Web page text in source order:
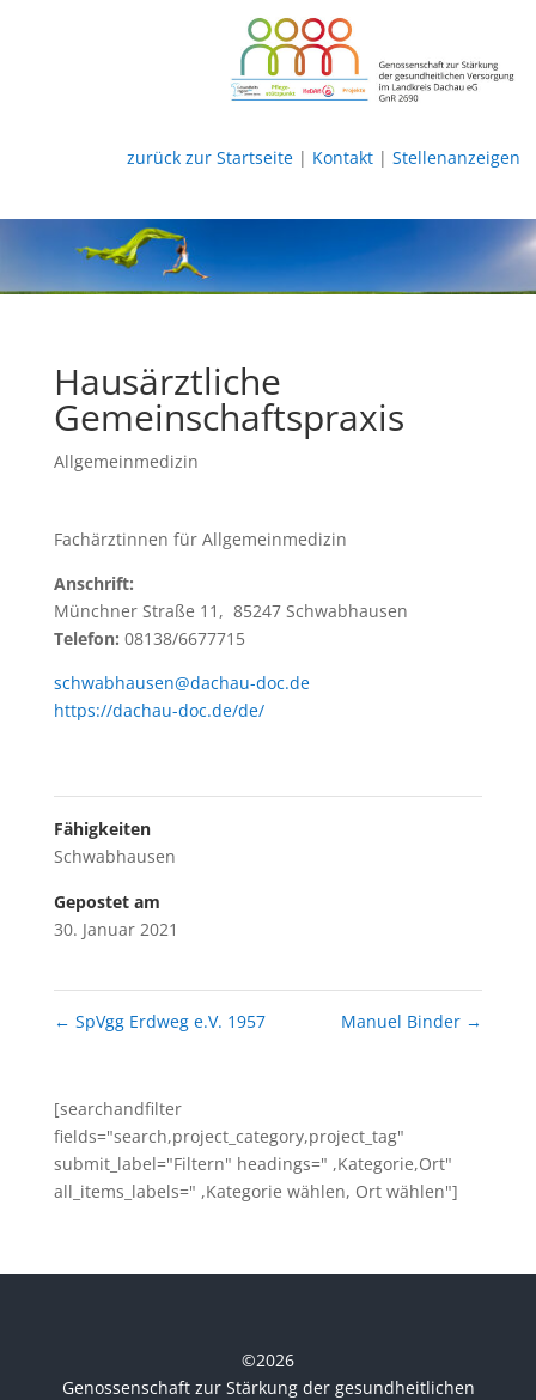
zurück zur Startseite| Kontakt| Stellenanzeigen
Hausärztliche
Gemeinschaftspraxis
Allgemeinmedizin
Fachärztinnen für Allgemeinmedizin
Anschrift:
Münchner Straße 11, 85247 Schwabhausen
Telefon: 08138/6677715
schwabhausen@dachau-doc.de
https://dachau-doc.de/de/
Fähigkeiten
Schwabhausen
Gepostet am
30. Januar 2021
← SpVgg Erdweg e.V. 1957 Manuel Binder →
[searchandfilter
fields="search,project_category,project_tag"
submit_label="Filtern" headings=" ,Kategorie,Ort"
all_items_labels=" ,Kategorie wählen, Ort wählen"]
©2026
Genossenschaft zur Stärkung der gesundheitlichen